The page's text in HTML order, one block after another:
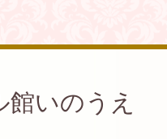
いのうえ